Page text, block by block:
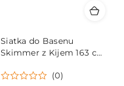
Siatka do Basenu
Skimmer z Kijem 163 cm
(0)